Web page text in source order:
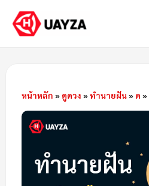
หน้าหลัก » ดูดวง »ทำนายฝัน» ด »
Post
navigation
ห
ม
ห